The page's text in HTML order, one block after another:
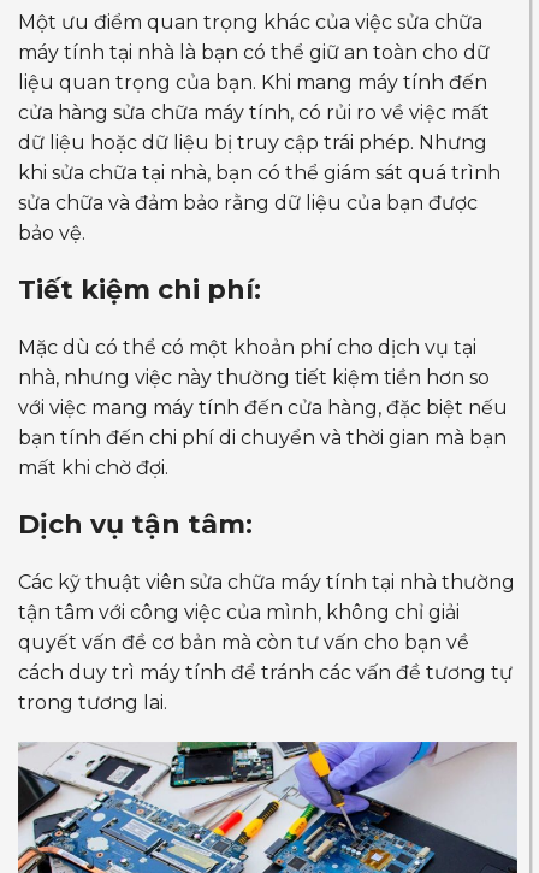
Một ưu điểm quan trọng khác của việc sửa chữa
máy tính tại nhà là bạn có thể giữ an toàn cho dữ
liệu quan trọng của bạn. Khi mang máy tính đến
cửa hàng sửa chữa máy tính, có rủi ro về việc mất
dữ liệu hoặc dữ liệu bị truy cập trái phép. Nhưng
khi sửa chữa tại nhà, bạn có thể giám sát quá trình
sửa chữa và đảm bảo rằng dữ liệu của bạn được
bảo vệ.
Tiết kiệm chi phí:
Mặc dù có thể có một khoản phí cho dịch vụ tại
nhà, nhưng việc này thường tiết kiệm tiền hơn so
với việc mang máy tính đến cửa hàng, đặc biệt nếu
bạn tính đến chi phí di chuyển và thời gian mà bạn
mất khi chờ đợi.
Dịch vụ tận tâm:
Các kỹ thuật viên sửa chữa máy tính tại nhà thường
tận tâm với công việc của mình, không chỉ giải
quyết vấn đề cơ bản mà còn tư vấn cho bạn về
cách duy trì máy tính để tránh các vấn đề tương tự
trong tương lai.